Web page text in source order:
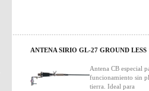
ANTENA SIRIO GL-27 GROUND LESS
Antena CB especial
funcionamiento sin
tierra. Ideal para